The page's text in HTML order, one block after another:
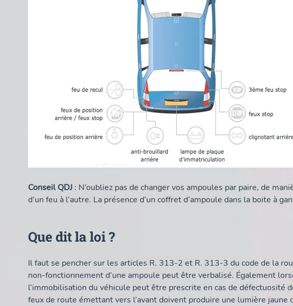
Conseil QDJ: N’oubliez pas de changer vos ampoules par paire, de
d’un feu à l’autre. La présence d’un coffret d’ampoule dans la boite à
Que dit la loi ?
Il faut se pencher sur les articles R. 313-2 et R. 313-3 du code de la
non-fonctionnement d’une ampoule peut être verbalisé. Également
l’immobilisation du véhicule peut être prescrite en cas de défectuosité
feux de route émettant vers l’avant doivent produire une lumière